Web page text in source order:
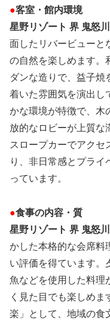
●客室・館内環境
星野リゾート 界 鬼怒
面したリバービューと
の自然を楽しめます。
ダンな造りで、益子焼
着いた雰囲気を演出し
かな環境が特徴で、木
放的なロビーが上質な
スロープカーでアクセ
り、非日常感とプラ
っています。
●食事の内容・質
星野リゾート 界 鬼怒
かした本格的な会席料
い評価を得ています。
魚などを使用した料理
く見た目でも楽しめ
楽」として、地域の食